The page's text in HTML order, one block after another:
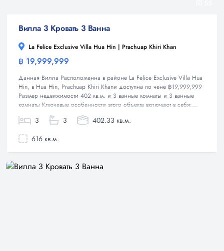
Вилла 3 Кровать 3 Ванна
La Felice Exclusive Villa Hua Hin | Prachuap Khiri Khan
฿ 19,999,999
Данная Вилла Расположенна в районе La Felice Exclusive Villa Hua
Hin, в Hua Hin, Prachuap Khiri Khanи доступна по чене ฿19,999,999
Размер недвижимости 402 кв.м. и 3 ванные комнаты и 3 ванные
комнаты Ключевые особенности этого объекта включают в себя:...
3 3
402.33 кв.м.
616 кв.м.